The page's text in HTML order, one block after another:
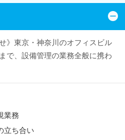
》東京・神奈川のオフィスビル
で、設備管理の業務全般に携わ
業務
立ち合い